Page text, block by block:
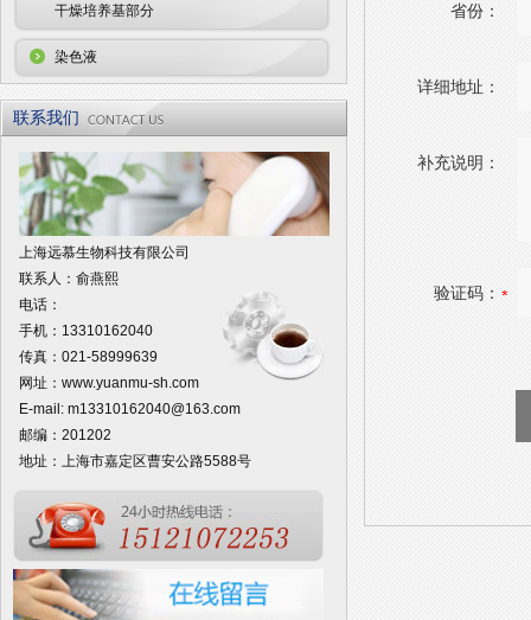
干燥培养基部分
染色液
联系我们
上海远慕生物科技有限公司
联系人：俞燕熙
电话：
手机：13310162040
传真：021-58999639
网址： www.yuanmu-sh.com
E-mail: m13310162040@163.com
邮编：201202
地址：上海市嘉定区曹安公路5588号
省份：
详细地址：
补充说明：
验证码：